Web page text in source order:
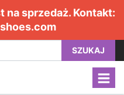
na sprzedaż. Kontakt:
SZUKAJ